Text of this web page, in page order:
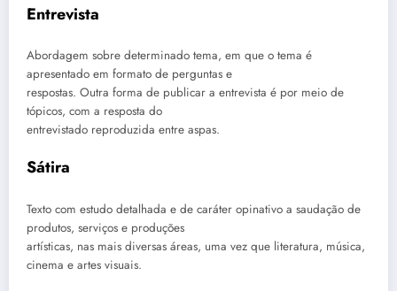
Entrevista
Abordagem sobre determinado tema, em que o tema é
apresentado em formato de perguntas e
respostas. Outra forma de publicar a entrevista é por meio de
tópicos, com a resposta do
entrevistado reproduzida entre aspas.
Sátira
Texto com estudo detalhada e de caráter opinativo a saudação de
produtos, serviços e produções
artísticas, nas mais diversas áreas, uma vez que literatura, música,
cinema e artes visuais.